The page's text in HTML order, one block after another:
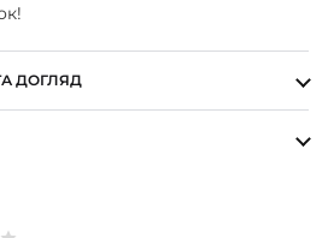
ДОГЛЯД